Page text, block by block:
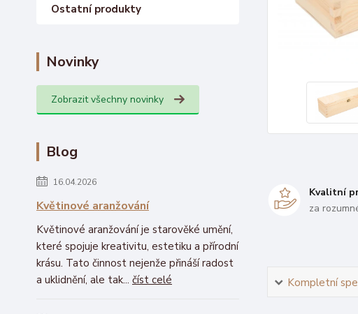
Ostatní produkty
Novinky
Zobrazit všechny novinky
Blog
16.04.2026
Květinové aranžování
Květinové aranžování je starověké umění,
které spojuje kreativitu, estetiku a přírodní
krásu. Tato činnost nejenže přináší radost
a uklidnění, ale tak... číst celé
Kvalitní
za
Kompletní